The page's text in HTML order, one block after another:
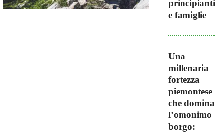
principianti
e famiglie
Una
millenaria
fortezza
piemontese
che domina
l’omonimo
borgo: